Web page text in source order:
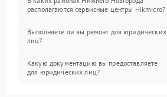
располагаются сервисные центры Hikmicro?
Выполняете ли вы ремонт для юридических
лиц?
Какую документацию вы предоставляете
для юридических лиц?